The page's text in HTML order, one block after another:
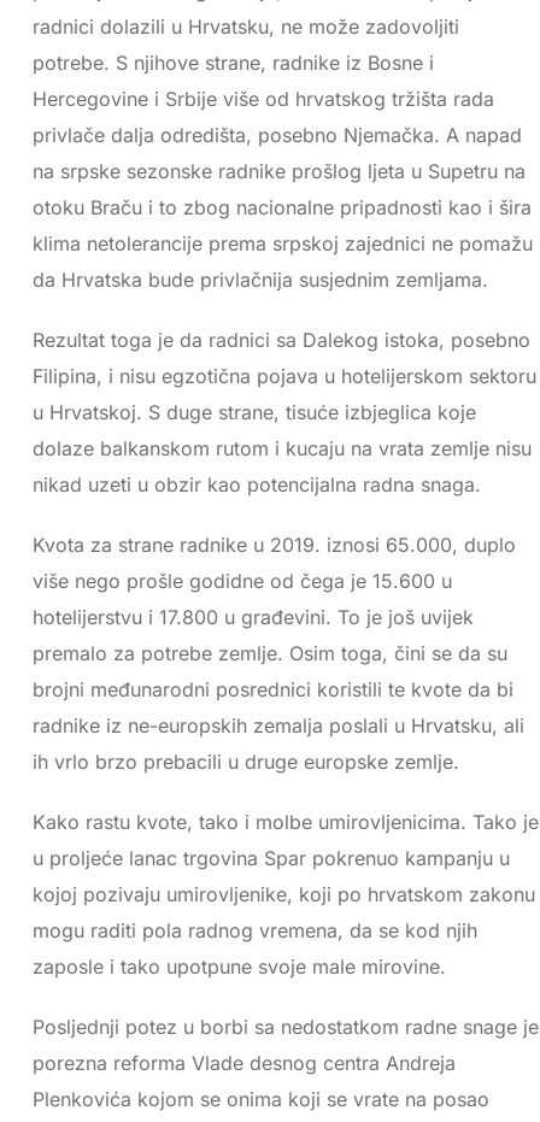
radnici dolazili u Hrvatsku, ne može zadovoljiti
potrebe. S njihove strane, radnike iz Bosne i
Hercegovine i Srbije više od hrvatskog tržišta rada
privlače dalja odredišta, posebno Njemačka. A napad
na srpske sezonske radnike prošlog ljeta u Supetru na
otoku Braču i to zbog nacionalne pripadnosti kao i šira
klima netolerancije prema srpskoj zajednici ne pomažu
da Hrvatska bude privlačnija susjednim zemljama.
Rezultat toga je da radnici sa Dalekog istoka, posebno
Filipina, i nisu egzotična pojava u hotelijerskom sektoru
u Hrvatskoj. S duge strane, tisuće izbjeglica koje
dolaze balkanskom rutom i kucaju na vrata zemlje nisu
nikad uzeti u obzir kao potencijalna radna snaga.
Kvota za strane radnike u 2019. iznosi 65.000, duplo
više nego prošle godidne od čega je 15.600 u
hotelijerstvu i 17.800 u građevini. To je još uvijek
premalo za potrebe zemlje. Osim toga, čini se da su
brojni međunarodni posrednici koristili te kvote da bi
radnike iz ne-europskih zemalja poslali u Hrvatsku, ali
ih vrlo brzo prebacili u druge europske zemlje.
Kako rastu kvote, tako i molbe umirovljenicima. Tako je
u proljeće lanac trgovina Spar pokrenuo kampanju u
kojoj pozivaju umirovljenike, koji po hrvatskom zakonu
mogu raditi pola radnog vremena, da se kod njih
zaposle i tako upotpune svoje male mirovine.
Posljednji potez u borbi sa nedostatkom radne snage je
porezna reforma Vlade desnog centra Andreja
Plenkovića kojom se onima koji se vrate na posao